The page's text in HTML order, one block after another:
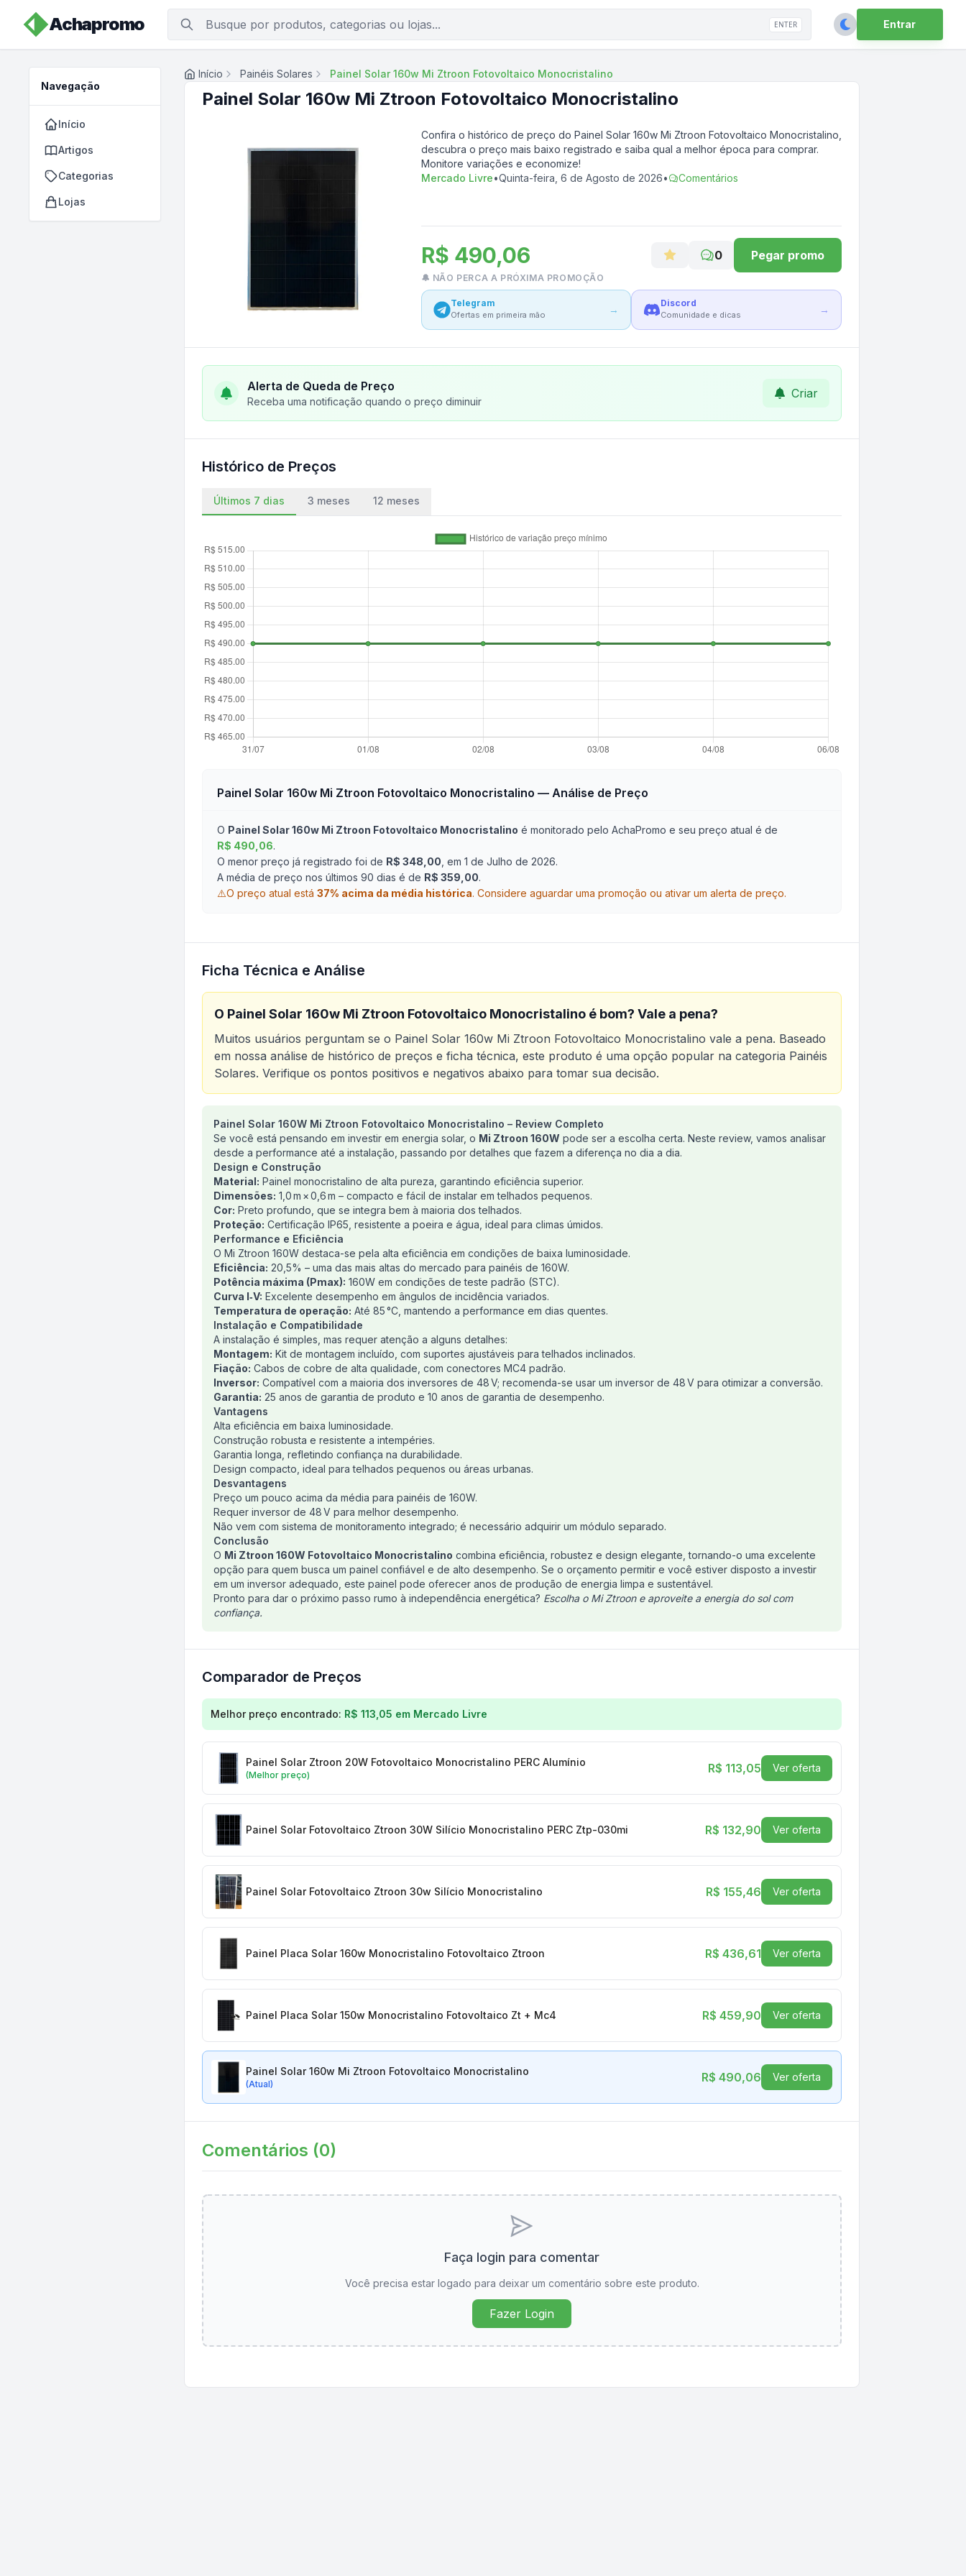
Achapromo ENTER Entrar
Navegação
Início
Artigos
Categorias
Lojas
Início Painéis Solares Painel Solar 160w Mi Ztroon Fotovoltaico Monocristalino
Painel Solar 160w Mi Ztroon Fotovoltaico Monocristalino
Confira o histórico de preço do Painel Solar 160w Mi Ztroon Fotovoltaico Monocristalino
descubra o preço mais baixo registrado e saiba qual a melhor época para comprar.
Monitore variações e economize!
Mercado Livre•Quinta-feira, 6 de Agosto de 2026• Comentários
R$ 490,06 0 Pegar promo
🔔 NÃO PERCA A PRÓXIMA PROMOÇÃO
Telegram
Ofertas em primeira mão →
Discord
Comunidade e dicas →
Alerta de Queda de Preço
Receba uma notificação quando o preço diminuir
Criar
Histórico de Preços
Últimos 7 dias 3 meses 12 meses
Painel Solar 160w Mi Ztroon Fotovoltaico Monocristalino — Análise de Preço
O Painel Solar 160w Mi Ztroon Fotovoltaico Monocristalino é monitorado pelo AchaPromo e seu preço atual é de
R$ 490,06.
O menor preço já registrado foi de R$ 348,00 , em 1 de Julho de 2026.
A média de preço nos últimos 90 dias é de R$ 359,00.
⚠️O preço atual está 37% acima da média histórica. Considere aguardar uma promoção ou ativar um alerta de preço.
Ficha Técnica e Análise
O Painel Solar 160w Mi Ztroon Fotovoltaico Monocristalino é bom? Vale a pena?
Muitos usuários perguntam se o Painel Solar 160w Mi Ztroon Fotovoltaico Monocristalino vale a pena. Baseado
em nossa análise de histórico de preços e ficha técnica, este produto é uma opção popular na categoria Painéis
Solares. Verifique os pontos positivos e negativos abaixo para tomar sua decisão.
Análise do produto Painel Solar 160w Mi Ztroon Fotovoltaico Monocristalino
Painel Solar 160W Mi Ztroon Fotovoltaico Monocristalino – Review Completo
Se você está pensando em investir em energia solar, o Mi Ztroon 160W pode ser a escolha certa. Neste review, vamos analisar
desde a performance até a instalação, passando por detalhes que fazem a diferença no dia a dia.
Design e Construção
Material: Painel monocristalino de alta pureza, garantindo eficiência superior.
Dimensões: 1,0 m × 0,6 m – compacto e fácil de instalar em telhados pequenos.
Cor: Preto profundo, que se integra bem à maioria dos telhados.
Proteção: Certificação IP65, resistente a poeira e água, ideal para climas úmidos.
Performance e Eficiência
O Mi Ztroon 160W destaca-se pela alta eficiência em condições de baixa luminosidade.
Eficiência: 20,5% – uma das mais altas do mercado para painéis de 160W.
Potência máxima (Pmax): 160W em condições de teste padrão (STC).
Curva I‑V: Excelente desempenho em ângulos de incidência variados.
Temperatura de operação: Até 85 °C, mantendo a performance em dias quentes.
Instalação e Compatibilidade
A instalação é simples, mas requer atenção a alguns detalhes:
Montagem: Kit de montagem incluído, com suportes ajustáveis para telhados inclinados.
Fiação: Cabos de cobre de alta qualidade, com conectores MC4 padrão.
Inversor: Compatível com a maioria dos inversores de 48 V; recomenda-se usar um inversor de 48 V para otimizar a conversão.
Garantia: 25 anos de garantia de produto e 10 anos de garantia de desempenho.
Vantagens
Alta eficiência em baixa luminosidade.
Construção robusta e resistente a intempéries.
Garantia longa, refletindo confiança na durabilidade.
Design compacto, ideal para telhados pequenos ou áreas urbanas.
Desvantagens
Preço um pouco acima da média para painéis de 160W.
Requer inversor de 48 V para melhor desempenho.
Não vem com sistema de monitoramento integrado; é necessário adquirir um módulo separado.
Conclusão
O Mi Ztroon 160W Fotovoltaico Monocristalino combina eficiência, robustez e design elegante, tornando-o uma excelente
opção para quem busca um painel confiável e de alto desempenho. Se o orçamento permitir e você estiver disposto a investir
em um inversor adequado, este painel pode oferecer anos de produção de energia limpa e sustentável.
Pronto para dar o próximo passo rumo à independência energética? Escolha o Mi Ztroon e aproveite a energia do sol com
confiança.
Comparador de Preços
Comparação de preços para Painel Solar 160w Mi Ztroon Fotovoltaico Monocristalino
Melhor preço encontrado: R$ 113,05 em Mercado Livre
Painel Solar Ztroon 20W Fotovoltaico Monocristalino PERC Alumínio
(Melhor preço) R$ 113,05 Ver oferta
Painel Solar Fotovoltaico Ztroon 30W Silício Monocristalino PERC Ztp-030mi R$ 132,90 Ver oferta
Painel Solar Fotovoltaico Ztroon 30w Silício Monocristalino R$ 155,46 Ver oferta
Painel Placa Solar 160w Monocristalino Fotovoltaico Ztroon R$ 436,61 Ver oferta
Painel Placa Solar 150w Monocristalino Fotovoltaico Zt + Mc4 R$ 459,90 Ver oferta
Painel Solar 160w Mi Ztroon Fotovoltaico Monocristalino
(Atual) R$ 490,06 Ver oferta
Comentários (0)
Faça login para comentar
Você precisa estar logado para deixar um comentário sobre este produto.
Fazer Login